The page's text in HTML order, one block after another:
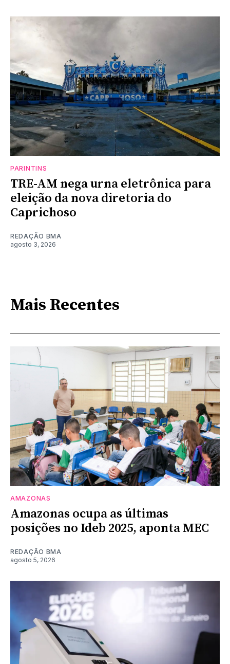
PARINTINS
TRE-AM nega urna eletrônica para
eleição da nova diretoria do
Caprichoso
REDAÇÃO BMA
agosto 3, 2026
Mais Recentes
AMAZONAS
Amazonas ocupa as últimas
posições no Ideb 2025, aponta MEC
REDAÇÃO BMA
agosto 5, 2026